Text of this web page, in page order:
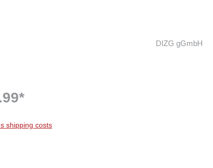
DIZG gGmbH
shipping costs